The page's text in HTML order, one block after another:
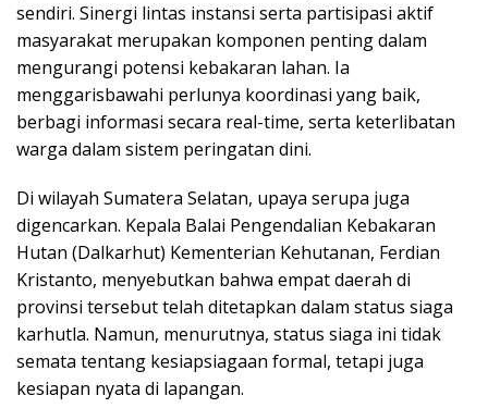
sendiri. Sinergi lintas instansi serta partisipasi aktif
masyarakat merupakan komponen penting dalam
mengurangi potensi kebakaran lahan. Ia
menggarisbawahi perlunya koordinasi yang baik,
berbagi informasi secara real-time, serta keterlibatan
warga dalam sistem peringatan dini.
Di wilayah Sumatera Selatan, upaya serupa juga
digencarkan. Kepala Balai Pengendalian Kebakaran
Hutan (Dalkarhut) Kementerian Kehutanan, Ferdian
Kristanto, menyebutkan bahwa empat daerah di
provinsi tersebut telah ditetapkan dalam status siaga
karhutla. Namun, menurutnya, status siaga ini tidak
semata tentang kesiapsiagaan formal, tetapi juga
kesiapan nyata di lapangan.